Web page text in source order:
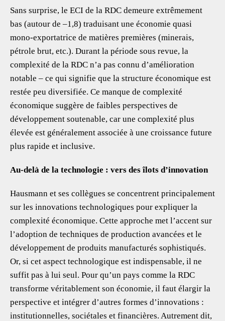
Sans surprise, le ECI de la RDC demeure extrêmement
bas (autour de –1,8) traduisant une économie quasi
mono-exportatrice de matières premières (minerais,
pétrole brut, etc.). Durant la période sous revue, la
complexité de la RDC n’a pas connu d’amélioration
notable – ce qui signifie que la structure économique est
restée peu diversifiée. Ce manque de complexité
économique suggère de faibles perspectives de
développement soutenable, car une complexité plus
élevée est généralement associée à une croissance future
plus rapide et inclusive.
Au-delà de la technologie : vers des îlots d’innovation
Hausmann et ses collègues se concentrent principalement
sur les innovations technologiques pour expliquer la
complexité économique. Cette approche met l’accent sur
l’adoption de techniques de production avancées et le
développement de produits manufacturés sophistiqués.
Or, si cet aspect technologique est indispensable, il ne
suffit pas à lui seul. Pour qu’un pays comme la RDC
transforme véritablement son économie, il faut élargir la
perspective et intégrer d’autres formes d’innovations :
institutionnelles, sociétales et financières. Autrement dit,